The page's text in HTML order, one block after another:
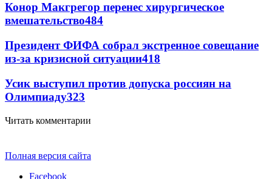
Конор Макгрегор перенес хирургическое
вмешательство484
Президент ФИФА собрал экстренное совещание
из-за кризисной ситуации418
Усик выступил против допуска россиян на
Олимпиаду323
Читать комментарии
Полная версия сайта
Facebook